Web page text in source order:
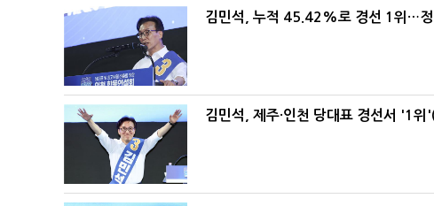
김민석, 누적 45.42%로 경선 1위…
김민석, 제주·인천 당대표 경선서 '1위